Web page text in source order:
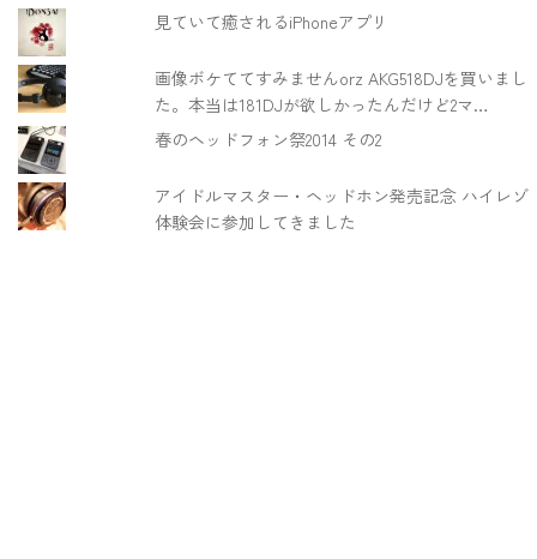
見ていて癒されるiPhoneアプリ
画像ボケててすみませんorz AKG518DJを買いまし
た。本当は181DJが欲しかったんだけど2マ…
春のヘッドフォン祭2014 その2
アイドルマスター・ヘッドホン発売記念 ハイレゾ
体験会に参加してきました